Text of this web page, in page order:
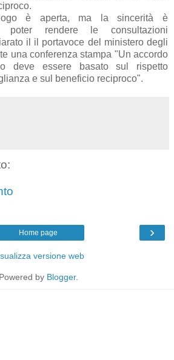
è aperta, ma la sincerità è
poter rendere le consultazioni
il il portavoce del ministero degli
una conferenza stampa "Un accordo
deve essere basato sul rispetto
e sul beneficio reciproco".
›
Home page
versione web
Powered by Blogger.